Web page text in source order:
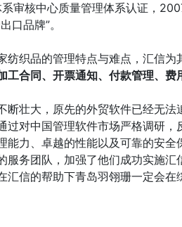
审核中心质量管理体系认证，
口品牌”。
纺织品的管理特点与难点，汇信为
工合同、开票通知、付款管理、费
断壮大，原先的外贸软件已经无
过对中国管理软件市场严格调研
能力、卓越的性能以及可靠的安
服务团队，加强了他们成功实施
汇信的帮助下青岛羽翎珊一定会在